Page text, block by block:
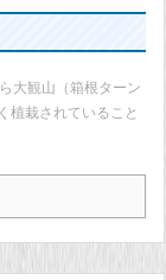
大観山（箱根ターン
植栽されていること